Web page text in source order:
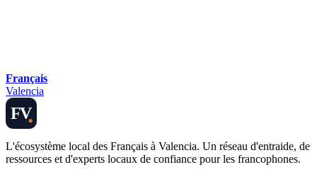
Français
Valencia
FV
L'écosystème local des Français à Valencia. Un réseau d'entraide, de
ressources et d'experts locaux de confiance pour les francophones.